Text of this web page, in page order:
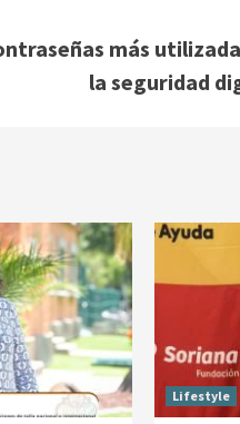
más
la seguridad
Lifestyle